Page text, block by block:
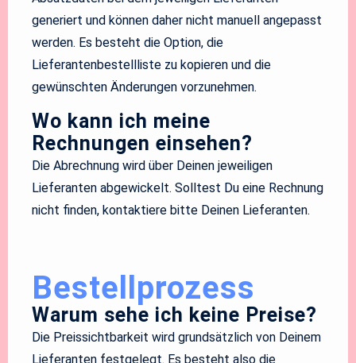
generiert und können daher nicht manuell angepasst
werden. Es besteht die Option, die
Lieferantenbestellliste zu kopieren und die
gewünschten Änderungen vorzunehmen.
Wo kann ich meine
Rechnungen einsehen?
Die Abrechnung wird über Deinen jeweiligen
Lieferanten abgewickelt. Solltest Du eine Rechnung
nicht finden, kontaktiere bitte Deinen Lieferanten.
Bestellprozess
Warum sehe ich keine Preise?
Die Preissichtbarkeit wird grundsätzlich von Deinem
Lieferanten festgelegt. Es besteht also die